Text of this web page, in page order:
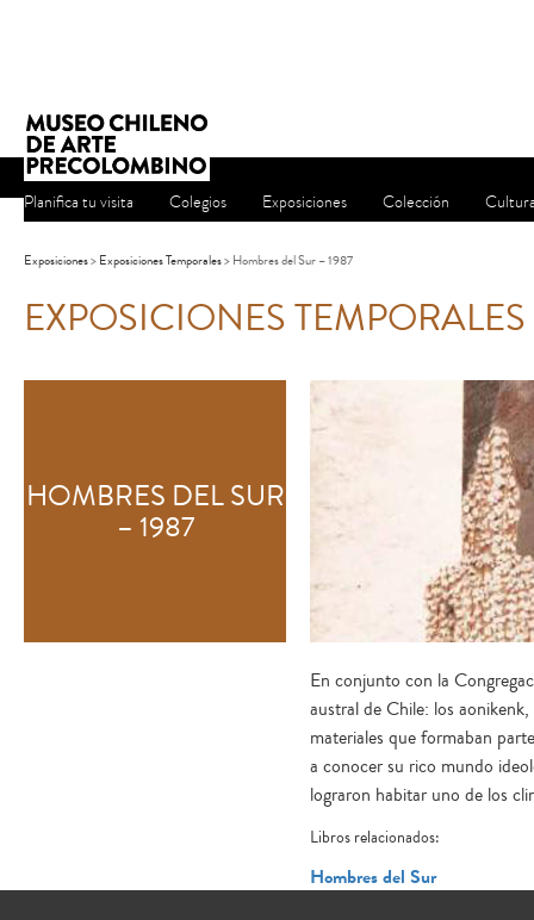
Planifica tu visita Colegios Exposiciones Colección
Exposiciones>Exposiciones Temporales> Hombres del Sur – 1987
EXPOSICIONES TEMPORALES
HOMBRES DEL SUR
– 1987
En conjunto con la
austral de Chile: los
materiales que formaban
a conocer su rico mundo
lograron habitar uno de los
Libros relacionados:
Hombres del Sur